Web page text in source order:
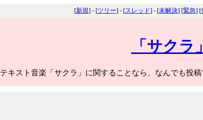
[新規] - [ツリー] - [スレッド] - [未解決] [緊急] [
「サクラ
テキスト音楽「サクラ」に関することなら、なんでも投